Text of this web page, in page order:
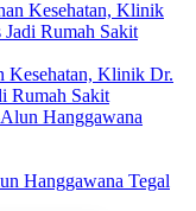
Kesehatan, Klinik Dr.
Rumah Sakit
Hanggawana Tegal